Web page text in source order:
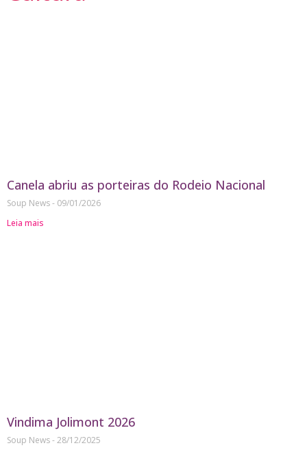
Canela abriu as porteiras do Rodeio Nacional
Soup News
09/01/2026
Leia mais
Vindima Jolimont 2026
Soup News 28/12/2025